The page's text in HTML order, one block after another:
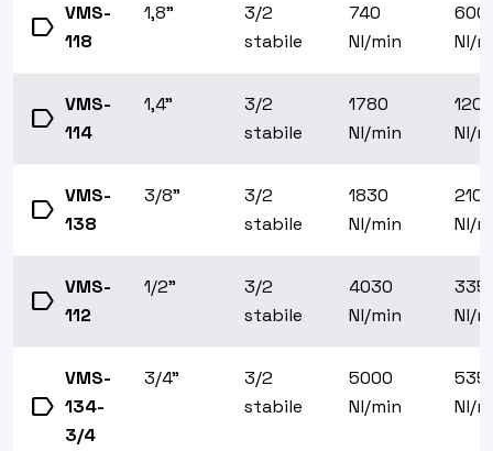
label VMS-
118
1,8"
3/2
stabile
740
Nl/min
600
Nl/
label VMS-
114
1,4"
3/2
stabile
1780
Nl/min
1200
Nl/
label VMS-
138
3/8"
3/2
stabile
1830
Nl/min
2100
Nl/
label VMS-
112
1/2"
3/2
stabile
4030
Nl/min
Nl/
label
VMS-
134-
3/4
3/4"
3/2
stabile
5000
Nl/min
Nl/